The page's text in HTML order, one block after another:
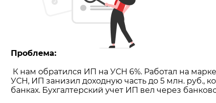
Проблема:
К нам обратился ИП на УСН 6%. Работал на
УСН, ИП занизил доходную часть до 5 млн. руб.,
банках. Бухгалтерский учет ИП вел через